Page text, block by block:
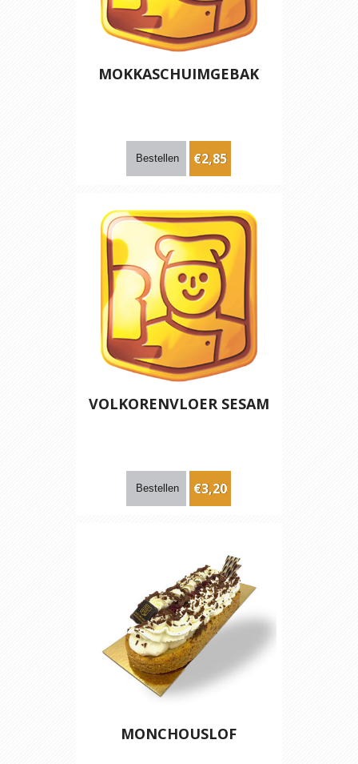
MOKKASCHUIMGEBAK
€2,85
VOLKORENVLOER SESAM
€3,20
MONCHOUSLOF